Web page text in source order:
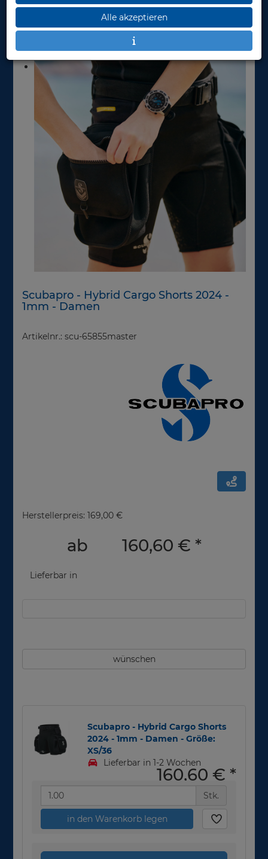
Scubapro - Hybrid Cargo Shorts 2024 -
1mm - Damen
Artikelnr.: scu-65855master
Herstellerpreis: 169,00 €
ab 160,60 € *
Lieferbar in
wünschen
Scubapro - Hybrid Cargo Shorts
2024 - 1mm - Damen - Größe:
XS/36
Lieferbar in 1-2 Wochen
160,60 € *
Stk.
in den Warenkorb legen
Alle akzeptieren